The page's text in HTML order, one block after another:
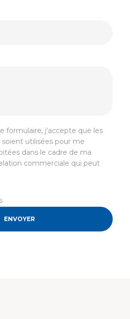
formulaire, j’accepte que les
soient utilisées pour me
dans le cadre de ma
commerciale qui peut